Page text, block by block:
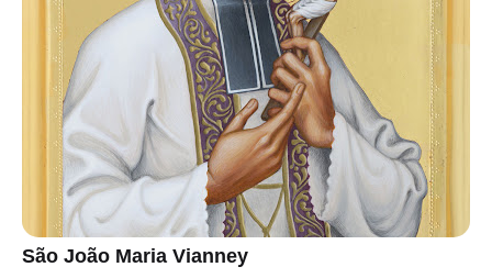
São João Maria Vianney